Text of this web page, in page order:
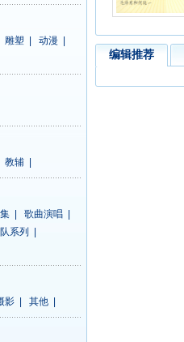
雕塑 动漫
教辅
歌曲演唱
系列
影 其他
编辑推荐